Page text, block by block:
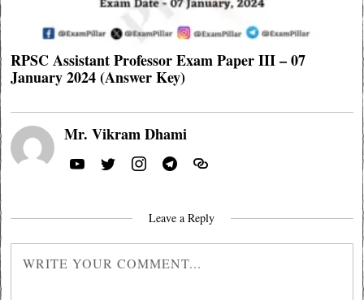
RPSC Assistant Professor Exam Paper III – 07
January 2024 (Answer Key)
Mr. Vikram Dhami
Leave a Reply